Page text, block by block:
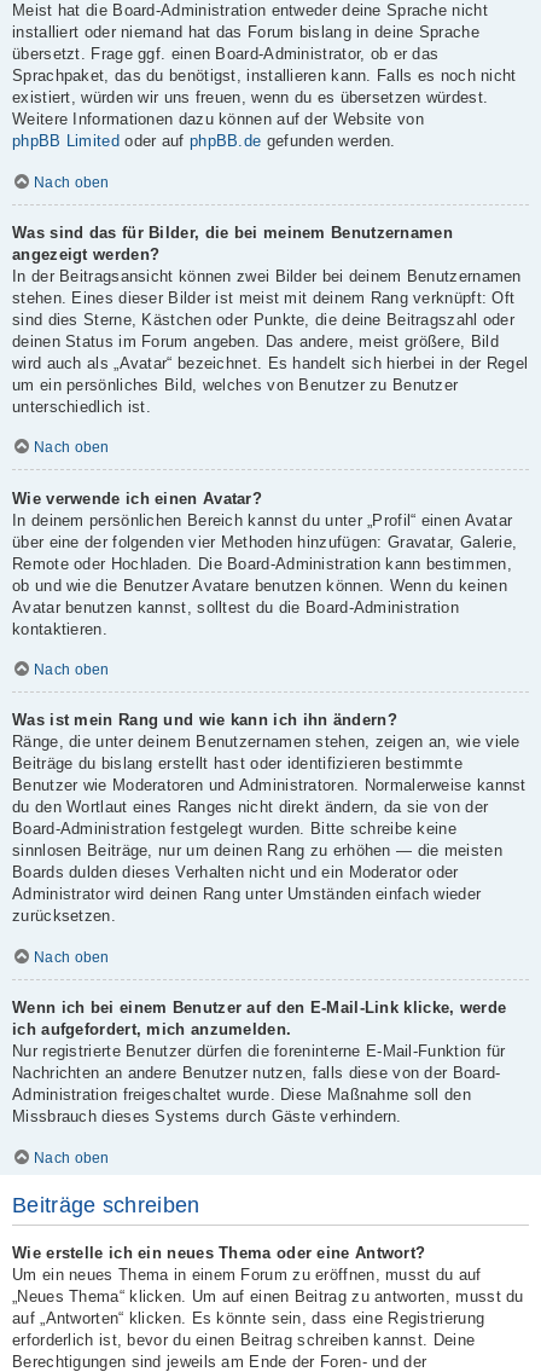
Meist hat die Board-Administration entweder deine Sprache nicht
installiert oder niemand hat das Forum bislang in deine Sprache
übersetzt. Frage ggf. einen Board-Administrator, ob er das
Sprachpaket, das du benötigst, installieren kann. Falls es noch nicht
existiert, würden wir uns freuen, wenn du es übersetzen würdest.
Weitere Informationen dazu können auf der Website von
phpBB Limited oder auf phpBB.de gefunden werden.
Nach oben
Was sind das für Bilder, die bei meinem Benutzernamen
angezeigt werden?
In der Beitragsansicht können zwei Bilder bei deinem Benutzernamen
stehen. Eines dieser Bilder ist meist mit deinem Rang verknüpft: Oft
sind dies Sterne, Kästchen oder Punkte, die deine Beitragszahl oder
deinen Status im Forum angeben. Das andere, meist größere, Bild
wird auch als „Avatar“ bezeichnet. Es handelt sich hierbei in der Regel
um ein persönliches Bild, welches von Benutzer zu Benutzer
unterschiedlich ist.
Nach oben
Wie verwende ich einen Avatar?
In deinem persönlichen Bereich kannst du unter „Profil“ einen Avatar
über eine der folgenden vier Methoden hinzufügen: Gravatar, Galerie,
Remote oder Hochladen. Die Board-Administration kann bestimmen,
ob und wie die Benutzer Avatare benutzen können. Wenn du keinen
Avatar benutzen kannst, solltest du die Board-Administration
kontaktieren.
Nach oben
Was ist mein Rang und wie kann ich ihn ändern?
Ränge, die unter deinem Benutzernamen stehen, zeigen an, wie viele
Beiträge du bislang erstellt hast oder identifizieren bestimmte
Benutzer wie Moderatoren und Administratoren. Normalerweise kannst
du den Wortlaut eines Ranges nicht direkt ändern, da sie von der
Board-Administration festgelegt wurden. Bitte schreibe keine
sinnlosen Beiträge, nur um deinen Rang zu erhöhen — die meisten
Boards dulden dieses Verhalten nicht und ein Moderator oder
Administrator wird deinen Rang unter Umständen einfach wieder
zurücksetzen.
Nach oben
Wenn ich bei einem Benutzer auf den E-Mail-Link klicke, werde
ich aufgefordert, mich anzumelden.
Nur registrierte Benutzer dürfen die foreninterne E-Mail-Funktion für
Nachrichten an andere Benutzer nutzen, falls diese von der Board-
Administration freigeschaltet wurde. Diese Maßnahme soll den
Missbrauch dieses Systems durch Gäste verhindern.
Nach oben
Beiträge schreiben
Wie erstelle ich ein neues Thema oder eine Antwort?
Um ein neues Thema in einem Forum zu eröffnen, musst du auf
„Neues Thema“ klicken. Um auf einen Beitrag zu antworten, musst du
auf „Antworten“ klicken. Es könnte sein, dass eine Registrierung
erforderlich ist, bevor du einen Beitrag schreiben kannst. Deine
Berechtigungen sind jeweils am Ende der Foren- und der